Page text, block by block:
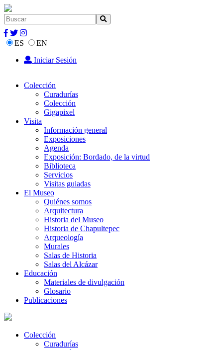
ES
EN
Iniciar Sesión
Colección
Curadurías
Colección
Gigapixel
Visita
Información general
Exposiciones
Agenda
Exposición: Bordado, de la virtud
Biblioteca
Servicios
Visitas guiadas
El Museo
Quiénes somos
Arquitectura
Historia del Museo
Historia de Chapultepec
Arqueología
Murales
Salas de Historia
Salas del Alcázar
Educación
Materiales de divulgación
Glosario
Publicaciones
Colección
Curadurías